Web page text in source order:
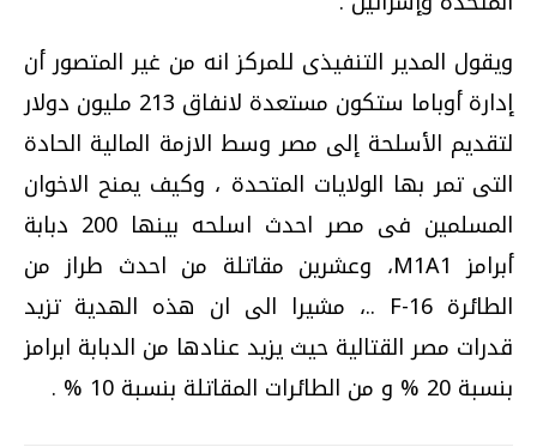
ويقول المدير التنفيذى للمركز انه من غير المتصور أن
إدارة أوباما ستكون مستعدة لانفاق 213 مليون دولار
لتقديم الأسلحة إلى مصر وسط الازمة المالية الحادة
التى تمر بها الولايات المتحدة ، وكيف يمنح الاخوان
المسلمين فى مصر احدث اسلحه بينها 200 دبابة
أبرامز M1A1، وعشرين مقاتلة من احدث طراز من
الطائرة F-16 ..، مشيرا الى ان هذه الهدية تزيد
قدرات مصر القتالية حيث يزيد عنادها من الدبابة ابرامز
بنسبة 20 % و من الطائرات المقاتلة بنسبة 10 % .